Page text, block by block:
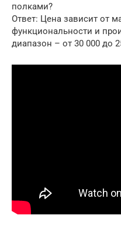
полками?
Ответ: Цена зависит от
функциональности и
диапазон – от 30 000 до